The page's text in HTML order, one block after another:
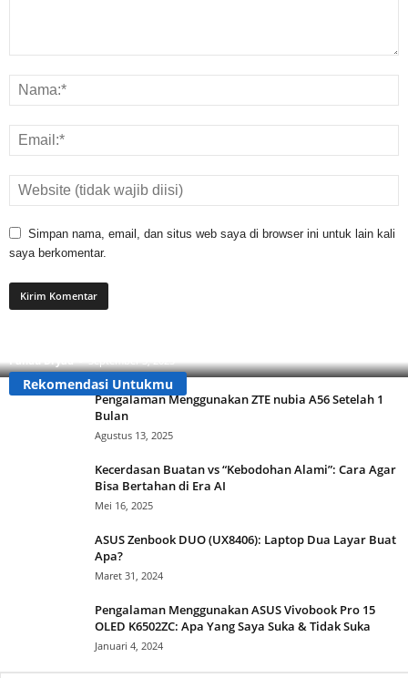
Simpan nama, email, dan situs web saya di browser ini untuk lain kali
saya berkomentar.
Rekomendasi Untukmu
Pengalaman Menggunakan ZTE nubia A56 Setelah 1
Bulan
Agustus 13, 2025
Kecerdasan Buatan vs “Kebodohan Alami”: Cara Agar
Bisa Bertahan di Era AI
Mei 16, 2025
ASUS Zenbook DUO (UX8406): Laptop Dua Layar Buat
Apa?
Maret 31, 2024
Pengalaman Menggunakan ASUS Vivobook Pro 15
OLED K6502ZC: Apa Yang Saya Suka & Tidak Suka
Januari 4, 2024